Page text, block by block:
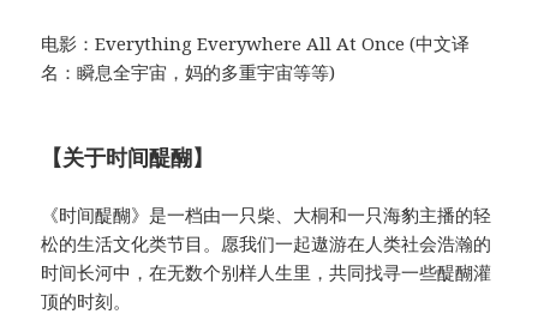
电影：Everything Everywhere All At Once (中文译
名：瞬息全宇宙，妈的多重宇宙等等)
【关于时间醍醐】
《时间醍醐》是一档由一只柴、大桐和一只海豹主播的轻
松的生活文化类节目。愿我们一起遨游在人类社会浩瀚的
时间长河中，在无数个别样人生里，共同找寻一些醍醐灌
顶的时刻。